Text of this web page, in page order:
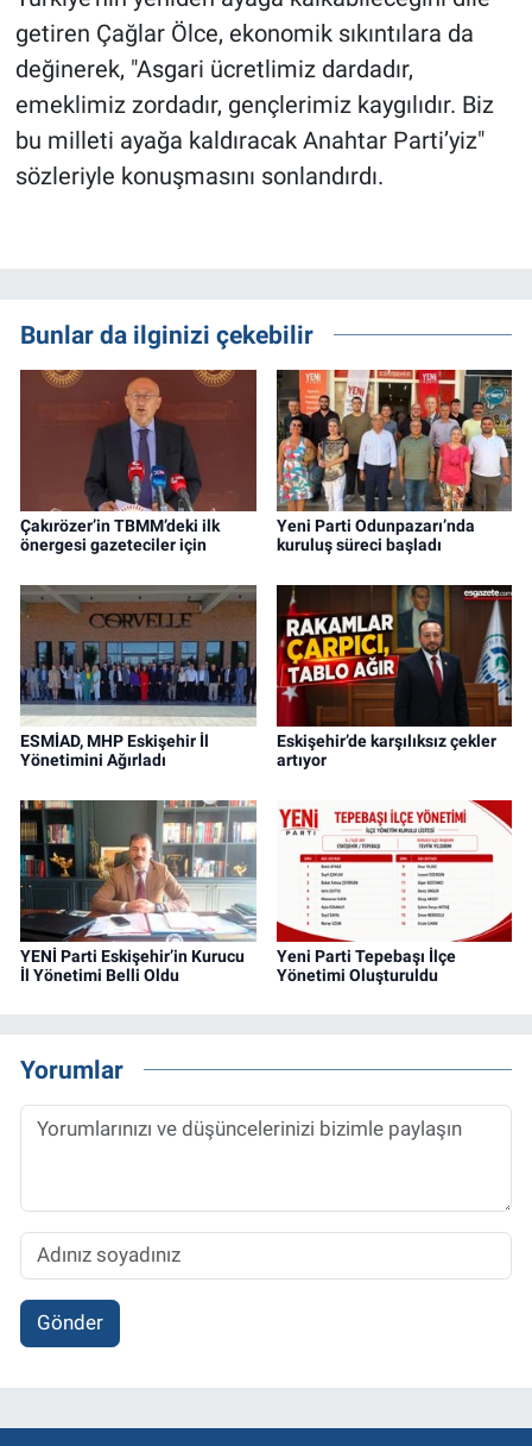
getiren Çağlar Ölce, ekonomik sıkıntılara da
değinerek, "Asgari ücretlimiz dardadır,
emeklimiz zordadır, gençlerimiz kaygılıdır. Biz
bu milleti ayağa kaldıracak Anahtar Parti’yiz"
sözleriyle konuşmasını sonlandırdı.
Bunlar da ilginizi çekebilir
Çakırözer’in TBMM’deki ilk
önergesi gazeteciler için
Yeni Parti Odunpazarı’nda
kuruluş süreci başladı
ESMİAD, MHP Eskişehir İl
Yönetimini Ağırladı
Eskişehir’de karşılıksız çekler
artıyor
YENİ Parti Eskişehir’in Kurucu
İl Yönetimi Belli Oldu
Yeni Parti Tepebaşı İlçe
Yönetimi Oluşturuldu
Yorumlar
Gönder